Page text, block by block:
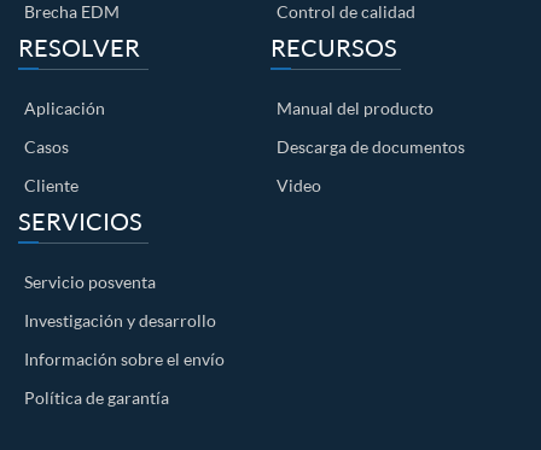
Brecha EDM
Control de calidad
RESOLVER
Aplicación
Casos
Cliente
RECURSOS
Manual del producto
Descarga de documentos
Video
SERVICIOS
Servicio posventa
Investigación y desarrollo
Información sobre el envío
Política de garantía